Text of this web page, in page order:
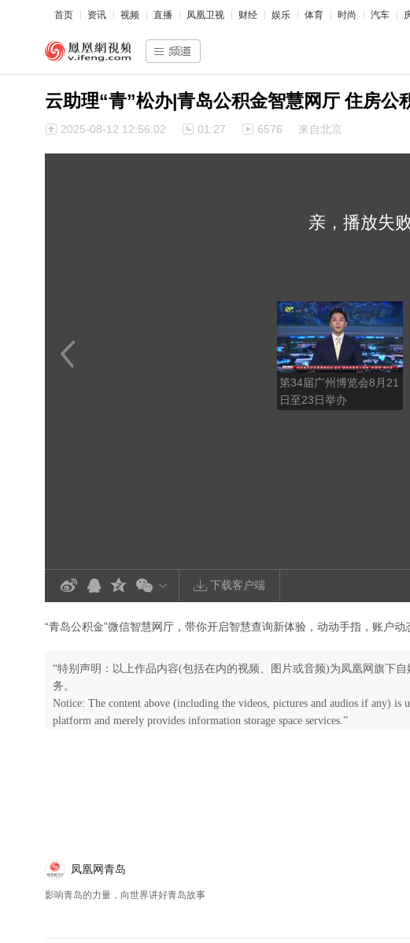
首页 资讯 视频 直播 凤凰卫视 财经 娱乐 体育 时尚 汽车
云助理“青”松办|青岛公积金智慧网厅 住房公
2025-08-12 12:56:02 01:27 6576 来自北京
亲，播放失
第34届广州博览会8月21
日至23日举办
下载客户端
“青岛公积金”微信智慧网厅，带你开启智慧查询新体验，动动手指，账户动
“特别声明：以上作品内容(包括在内的视频、图片或音频)为凤凰网旗下
务。
Notice: The content above (including the videos, pictures and audios if any) is
platform and merely provides information storage space services.”
凤凰网青岛
影响青岛的力量，向世界讲好青岛故事